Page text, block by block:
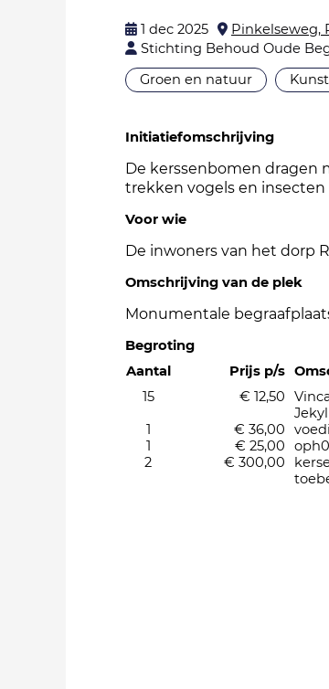
1 dec 2025
Pinkelseweg,
Stichting Behoud Oude
Groen en natuur
Initiatiefomschrijving
De kerssenbomen dragen
trekken vogels en insecten
Voor wie
De inwoners van het dorp
Omschrijving van de plek
Monumentale
Begroting
Aantal
Prijs p/s
15
€ 12,50
1
€ 36,00
1
€ 25,00
2
€ 300,00